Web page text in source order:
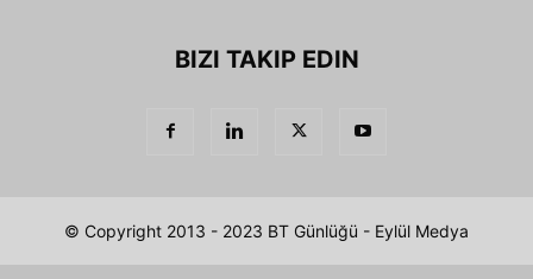
BIZI TAKIP EDIN
© Copyright 2013 - 2023 BT Günlüğü - Eylül Medya